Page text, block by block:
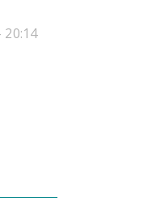
20:14